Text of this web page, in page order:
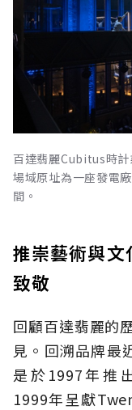
百達翡麗Cubitus時
場域原址為一座發電
間。
推崇藝術與
致敬
回顧百達翡麗的
見。回溯品牌最
是於1997年推
1999年呈獻